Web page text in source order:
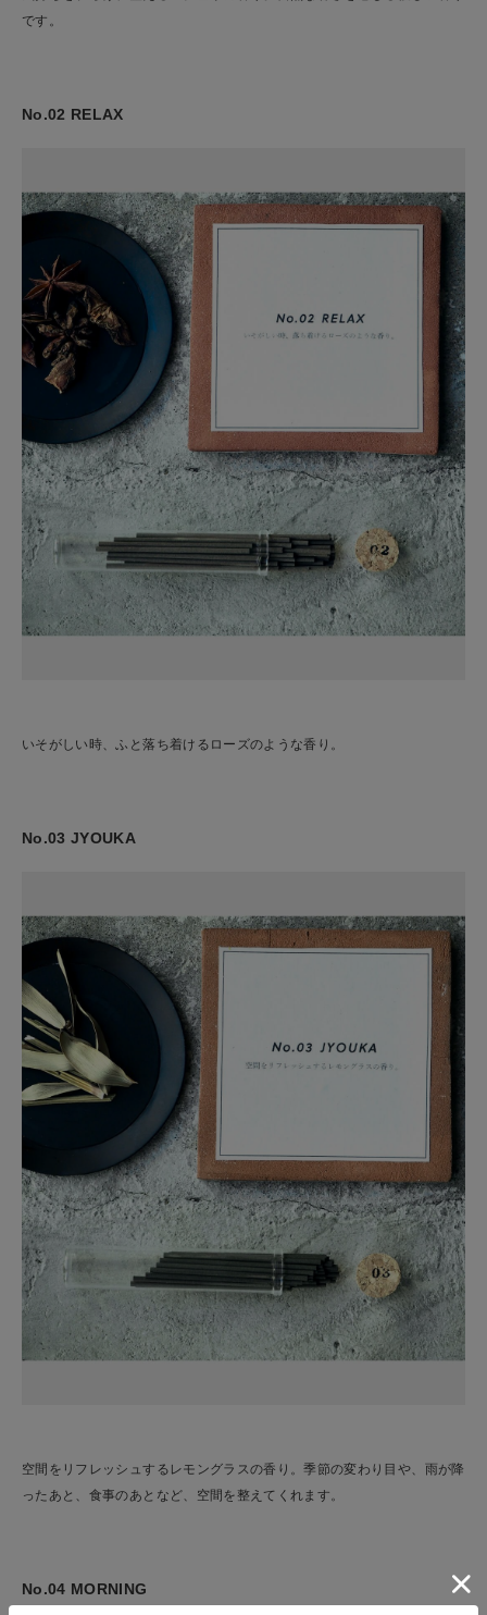
です。
No.02 RELAX
いそがしい時、ふと落ち着けるローズのような香り。
No.03 JYOUKA
空間をリフレッシュするレモングラスの香り。季節の変わり目や、雨が降
ったあと、食事のあとなど、空間を整えてくれます。
No.04 MORNING